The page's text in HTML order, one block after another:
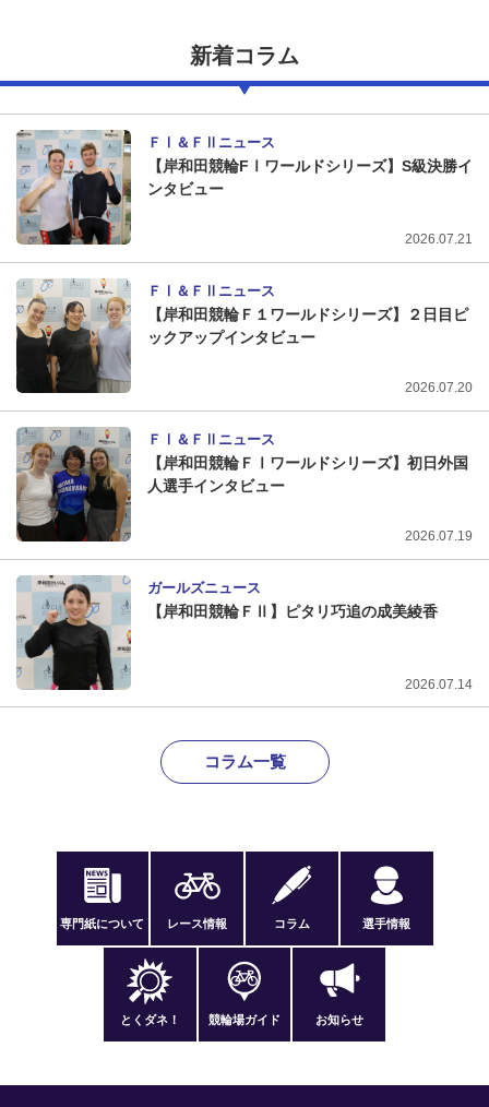
新着コラム
ＦⅠ＆ＦⅡニュース
【岸和田競輪FⅠワールドシリーズ】S級決勝イ
ンタビュー
2026.07.21
ＦⅠ＆ＦⅡニュース
【岸和田競輪Ｆ１ワールドシリーズ】２日目ピ
ックアップインタビュー
2026.07.20
ＦⅠ＆ＦⅡニュース
【岸和田競輪ＦⅠワールドシリーズ】初日外国
人選手インタビュー
2026.07.19
ガールズニュース
【岸和田競輪ＦⅡ】ピタリ巧追の成美綾香
2026.07.14
コラム一覧
専門紙について レース情報 コラム 選手情報
とくダネ！ 競輪場ガイド お知らせ